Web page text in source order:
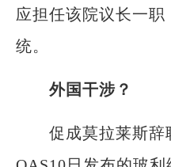
应担任该院议长一
统。
外国干涉？
促成莫拉莱斯辞